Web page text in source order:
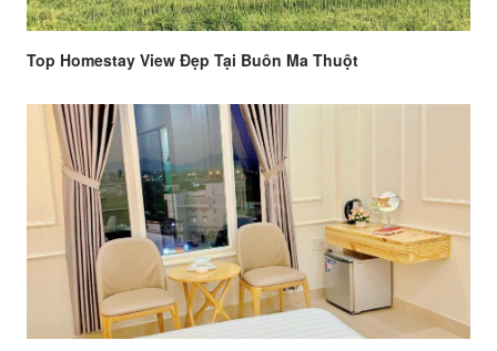
Top Homestay View Đẹp Tại Buôn Ma Thuột